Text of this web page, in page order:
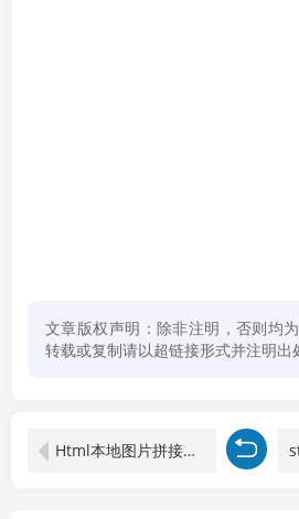
文章版权声明：除非注明，否则均为
转载或复制请以超链接形式并注明出
Html本地图片拼接工具 v1.0